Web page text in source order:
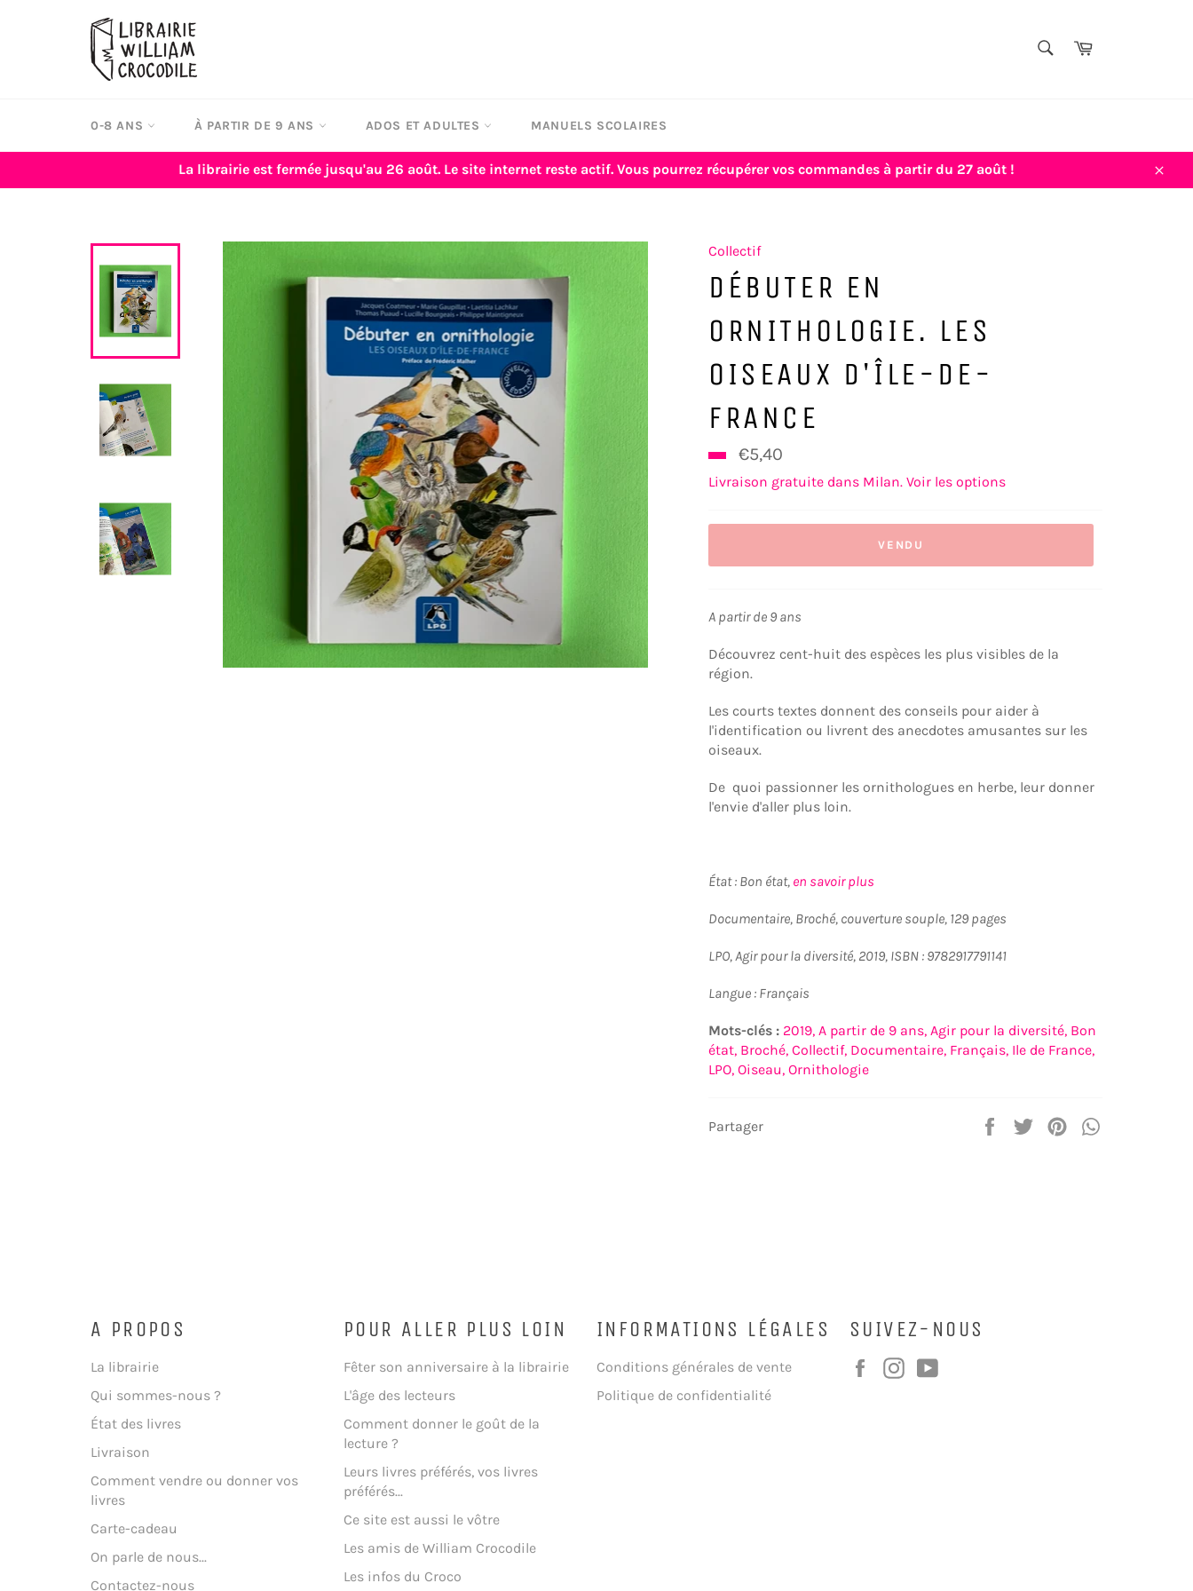
AUTEUR,Panier
0-8 ANS À PARTIR DE 9 ANS ADOS ET ADULTES MANUELS SCOLAIRES
La librairie est fermée jusqu'au 26 août. Le site internet reste actif. Vous pourrez récupérer vos commandes à partir du 27 août !
Close
Collectif
DÉBUTER EN
ORNITHOLOGIE. LES
OISEAUX D'ÎLE-DE-
FRANCE
€5,40
Livraison gratuite dans Milan. Voir les options
VENDU
A partir de 9 ans
Découvrez cent-huit des espèces les plus visibles de la
région.
Les courts textes donnent des conseils pour aider à
l'identification ou livrent des anecdotes amusantes sur les
oiseaux.
De quoi passionner les ornithologues en herbe, leur donner
l'envie d'aller plus loin.
État : Bon état, en savoir plus
Documentaire, Broché, couverture souple, 129 pages
LPO, Agir pour la diversité, 2019, ISBN : 9782917791141
Langue : Français
Mots-clés : 2019, A partir de 9 ans, Agir pour la diversité, Bon
état, Broché, Collectif, Documentaire, Français, Ile de France,
LPO, Oiseau, Ornithologie
Partager
PartagerTweeterÉpingler
A PROPOS
La librairie
Qui sommes-nous ?
État des livres
Livraison
Comment vendre ou donner vos
livres
Carte-cadeau
On parle de nous...
Contactez-nous
POUR ALLER PLUS LOIN
Fêter son anniversaire à la librairie
L'âge des lecteurs
Comment donner le goût de la
lecture ?
Leurs livres préférés, vos livres
préférés...
Ce site est aussi le vôtre
Les amis de William Crocodile
Les infos du Croco
INFORMATIONS LÉGALES
Conditions générales de vente
Politique de confidentialité
SUIVEZ-NOUS
FacebookInstagram